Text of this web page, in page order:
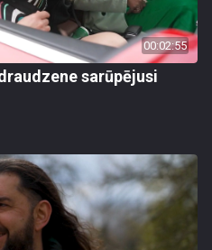
00:02:55
sarūpējusi